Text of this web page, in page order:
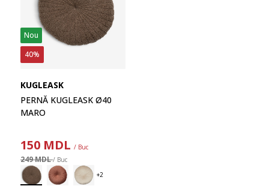
Nou
40%
KUGLEASK
PERNĂ KUGLEASK Ø40
MARO
150 MDL / Buc
249 MDL/ Buc